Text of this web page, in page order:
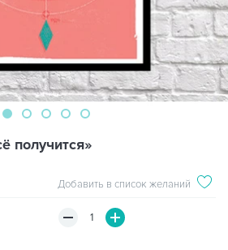
получится»
Добавить в список желаний